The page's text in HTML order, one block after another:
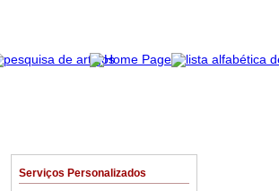
Serviços Personalizados